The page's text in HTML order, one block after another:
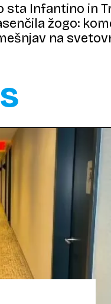
ŠOV
sta Infantino in
žogo:
na